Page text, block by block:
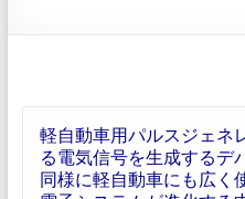
軽自動車用パルスジェネ
る電気信号を生成するデ
同様に軽自動車にも広く